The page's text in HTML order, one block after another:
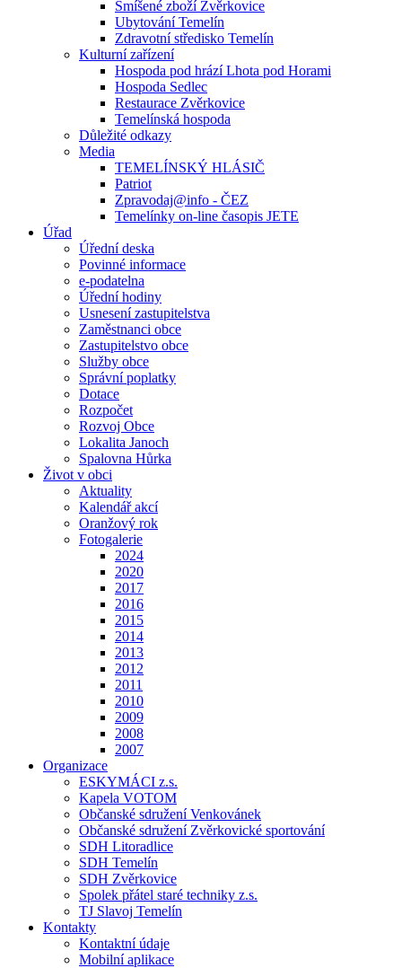
Smíšené zboží Zvěrkovice
Ubytování Temelín
Zdravotní středisko Temelín
Kulturní zařízení
Hospoda pod hrází Lhota pod Horami
Hospoda Sedlec
Restaurace Zvěrkovice
Temelínská hospoda
Důležité odkazy
Media
TEMELÍNSKÝ HLÁSIČ
Patriot
Zpravodaj@info - ČEZ
Temelínky on-line časopis JETE
Úřad
Úřední deska
Povinné informace
e-podatelna
Úřední hodiny
Usnesení zastupitelstva
Zaměstnanci obce
Zastupitelstvo obce
Služby obce
Správní poplatky
Dotace
Rozpočet
Rozvoj Obce
Lokalita Janoch
Spalovna Hůrka
Život v obci
Aktuality
Kalendář akcí
Oranžový rok
Fotogalerie
2024
2020
2017
2016
2015
2014
2013
2012
2011
2010
2009
2008
2007
Organizace
ESKYMÁCI z.s.
Kapela VOTOM
Občanské sdružení Venkovánek
Občanské sdružení Zvěrkovické sportování
SDH Litoradlice
SDH Temelín
SDH Zvěrkovice
Spolek přátel staré techniky z.s.
TJ Slavoj Temelín
Kontakty
Kontaktní údaje
Mobilní aplikace